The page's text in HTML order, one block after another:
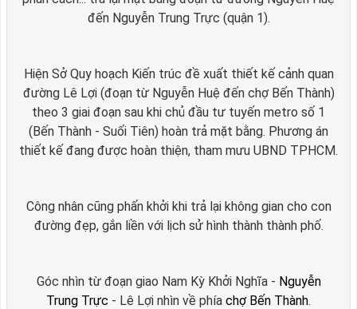
đến Nguyễn Trung Trực (quận 1).
Hiện Sở Quy hoạch Kiến trúc đề xuất thiết kế cảnh quan
đường Lê Lợi (đoạn từ Nguyễn Huệ đến chợ Bến Thành)
theo 3 giai đoạn sau khi chủ đầu tư tuyến metro số 1
(Bến Thành - Suối Tiên) hoàn trả mặt bằng. Phương án
thiết kế đang được hoàn thiện, tham mưu UBND TPHCM.
Công nhân cũng phấn khởi khi trả lại không gian cho con
đường đẹp, gắn liền với lịch sử hình thành thành phố.
Góc nhìn từ đoạn giao Nam Kỳ Khởi Nghĩa - Nguyễn
Trung Trực - Lê Lợi nhìn về phía chợ Bến Thành.